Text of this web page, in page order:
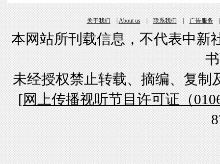
关于我们|About us|联系我们|广告服务
本网站所刊载信息，不代表中新
未经授权禁止转载、摘编、复制
[网上传播视听节目许可证（